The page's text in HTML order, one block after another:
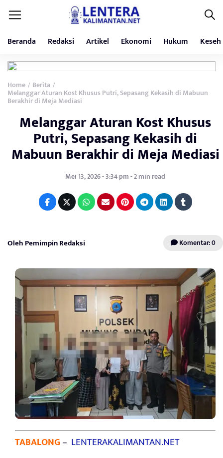
Beranda Redaksi Artikel Ekonomi Hukum
Home / Berita /
Melanggar Aturan Kost Khusus Putri, Sepasang Kekasih di Mabuun
Berakhir di Meja Mediasi
Melanggar Aturan Kost Khusus
Putri, Sepasang Kekasih di
Mabuun Berakhir di Meja Mediasi
Mei 13, 2026 - 3:34 pm - 2 min read
Oleh Pemimpin Redaksi Komentar: 0
TABALONG– LENTERAKALIMANTAN.NET